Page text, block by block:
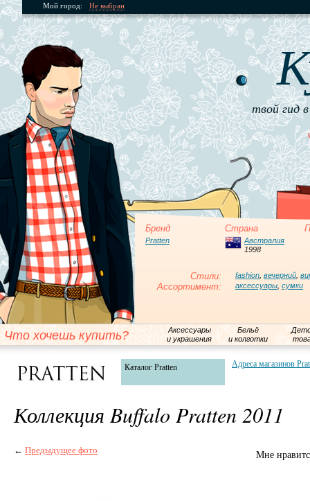
Мой город: Не выбран
твой гид
Бренд Страна
Pratten
Австралия
1998
Стили: fashion вечерний
Ассортимент: аксессуары сумки
Что хочешь купить?
Аксессуары
и украшения
Бельё
и колготки
Каталог Pratten Адреса магазинов
Коллекция Buffalo Pratten 2011
← Предыдущее фото Мне